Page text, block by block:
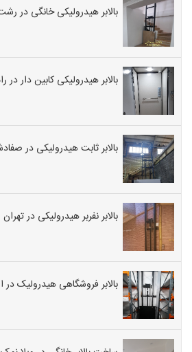
بالابر هیدرولیکی خانگی در
بالابر هیدرولیکی کابین دار در
بالابر ثابت هیدرولیکی در
بالابر نفربر هیدرولیکی در تهران
بالابر فروشگاهی هیدرولیک در